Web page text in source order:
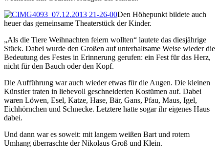
Den Höhepunkt bildete auch
heuer das gemeinsame Theaterstück der Kinder.
„Als die Tiere Weihnachten feiern wollten“ lautete das diesjährige
Stück. Dabei wurde den Großen auf unterhaltsame Weise wieder die
Bedeutung des Festes in Erinnerung gerufen: ein Fest für das Herz,
nicht für den Bauch oder den Kopf.
Die Aufführung war auch wieder etwas für die Augen. Die kleinen
Künstler traten in liebevoll geschneiderten Kostümen auf. Dabei
waren Löwen, Esel, Katze, Hase, Bär, Gans, Pfau, Maus, Igel,
Eichhörnchen und Schnecke. Letztere hatte sogar ihr eigenes Haus
dabei.
Und dann war es soweit: mit langem weißen Bart und rotem
Umhang überraschte der Nikolaus Groß und Klein.